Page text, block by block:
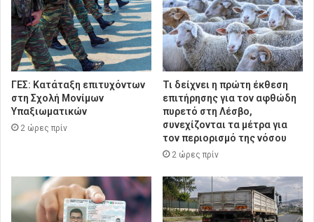
ΓΕΣ: Κατάταξη επιτυχόντων
στη Σχολή Μονίμων
Υπαξιωματικών
2 ώρες πρίν
Τι δείχνει η πρώτη έκθεση
επιτήρησης για τον αφθώδη
πυρετό στη Λέσβο,
συνεχίζονται τα μέτρα για
τον περιορισμό της νόσου
2 ώρες πρίν